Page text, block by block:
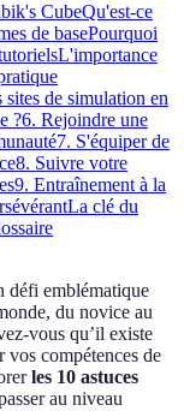
CubeQu'est-ce
de basePourquoi
L'importance
de simulation en
?6. Rejoindre une
7. S'équiper de
8. Suivre votre
9. Entraînement à la
La clé du
défi emblématique
du novice au
vous qu’il existe
vos compétences de
les 10 astuces
au niveau